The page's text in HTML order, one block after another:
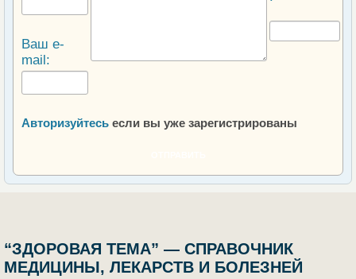
Ваш e-
mail:
Авторизуйтесь если вы уже зарегистрированы
“ЗДОРОВАЯ ТЕМА” — СПРАВОЧНИК
МЕДИЦИНЫ, ЛЕКАРСТВ И БОЛЕЗНЕЙ